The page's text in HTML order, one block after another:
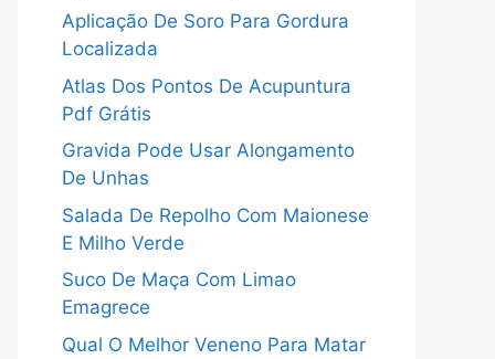
Aplicação De Soro Para Gordura
Localizada
Atlas Dos Pontos De Acupuntura
Pdf Grátis
Gravida Pode Usar Alongamento
De Unhas
Salada De Repolho Com Maionese
E Milho Verde
Suco De Maça Com Limao
Emagrece
Qual O Melhor Veneno Para Matar